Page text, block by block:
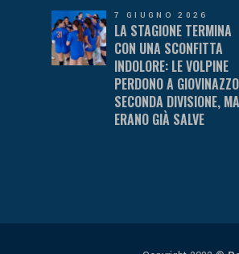
7 GIUGNO 2026
LA STAGIONE TERMINA
CON UNA SCONFITTA
INDOLORE: LE VOLPINE
PERDONO A
SECONDA DIVISIONE, MA
ERANO GIÀ SALVE